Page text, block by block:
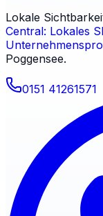
Lokale
Central: Lokales
Poggensee.
0151 41261571